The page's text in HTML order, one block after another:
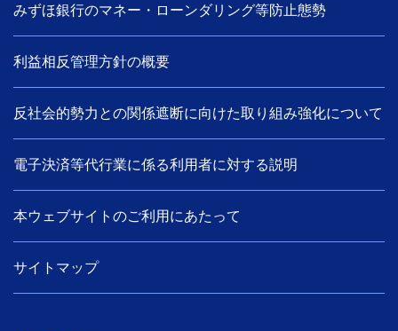
みずほ銀行のマネー・ローンダリング等防止態勢
利益相反管理方針の概要
反社会的勢力との関係遮断に向けた取り組み強化について
電子決済等代行業に係る利用者に対する説明
本ウェブサイトのご利用にあたって
サイトマップ